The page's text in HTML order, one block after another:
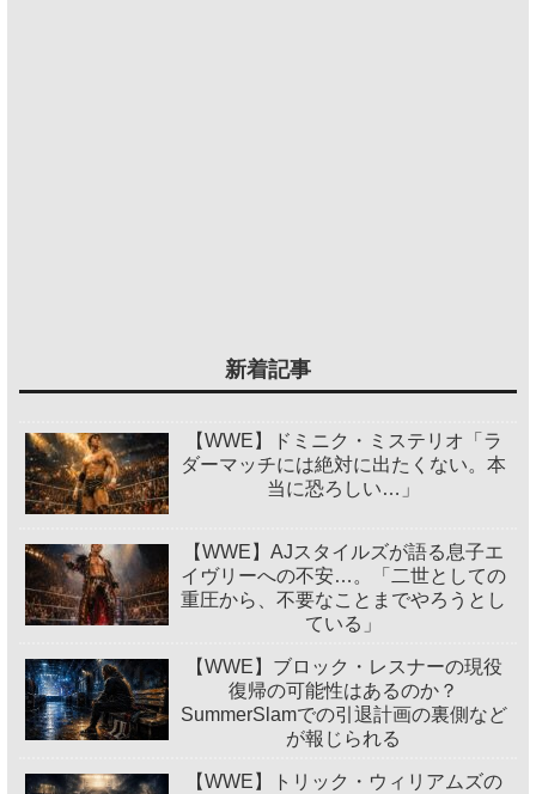
新着記事
【WWE】ドミニク・ミステリオ「ラ
ダーマッチには絶対に出たくない。本
当に恐ろしい…」
【WWE】AJスタイルズが語る息子エ
イヴリーへの不安…。「二世としての
重圧から、不要なことまでやろうとし
ている」
【WWE】ブロック・レスナーの現役
復帰の可能性はあるのか？
SummerSlamでの引退計画の裏側など
が報じられる
【WWE】トリック・ウィリアムズの